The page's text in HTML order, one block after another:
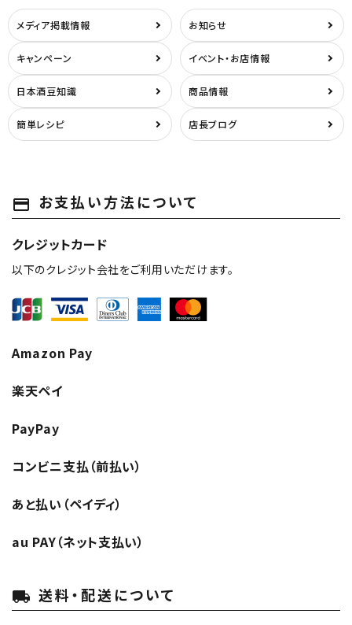
甘辛度
アルコール度数
精米歩合
円 ～
メディア掲載情報 お知らせ
キャンペーン イベント・お店情報
日本酒豆知識 商品情報
簡単レシピ 店長ブログ
payment お支払い方法について
クレジットカード
以下のクレジット会社をご利用いただけます。
Amazon Pay
楽天ペイ
PayPay
コンビニ支払（前払い）
あと払い（ペイディ）
au PAY（ネット支払い）
local_shipping 送料・配送について